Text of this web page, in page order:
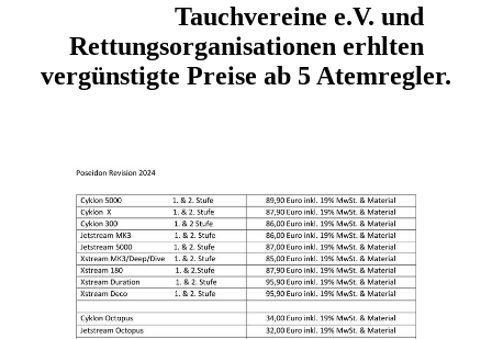
Tauchvereine e.V. und
Rettungsorganisationen erhlten
vergünstigte Preise ab 5 Atemregler.